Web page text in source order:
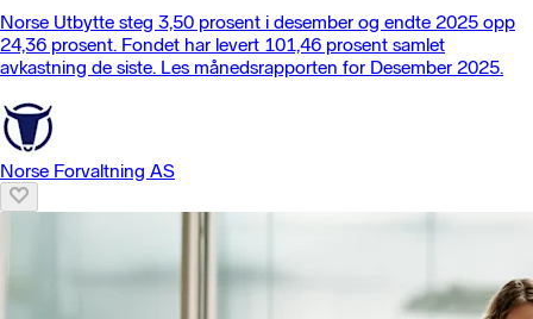
Norse Utbytte steg 3,50 prosent i desember og endte 2025 opp
24,36 prosent. Fondet har levert 101,46 prosent samlet
avkastning de siste. Les månedsrapporten for Desember 2025.
Norse Forvaltning AS